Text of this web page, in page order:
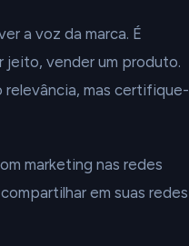
a voz da marca. É
jeito, vender um produto.
mas certifique-
marketing nas redes
em suas redes